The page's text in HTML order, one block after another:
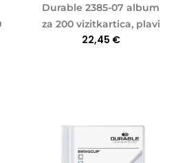
Durable 2385-07 album
za 200 vizitkartica, plavi
22,45 €